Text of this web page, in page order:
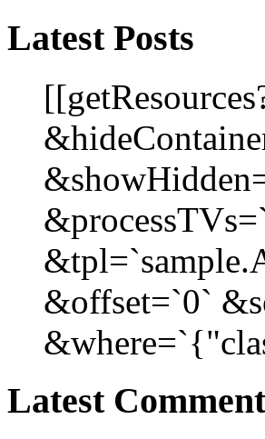
Latest Posts
&offset=`0`
Latest